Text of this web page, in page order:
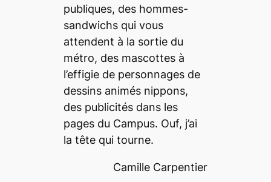
publiques, des hommes-
sandwichs qui vous
attendent à la sortie du
métro, des mascottes à
l’effigie de personnages de
dessins animés nippons,
des publicités dans les
pages du Campus. Ouf, j’ai
la tête qui tourne.
Camille Carpentier